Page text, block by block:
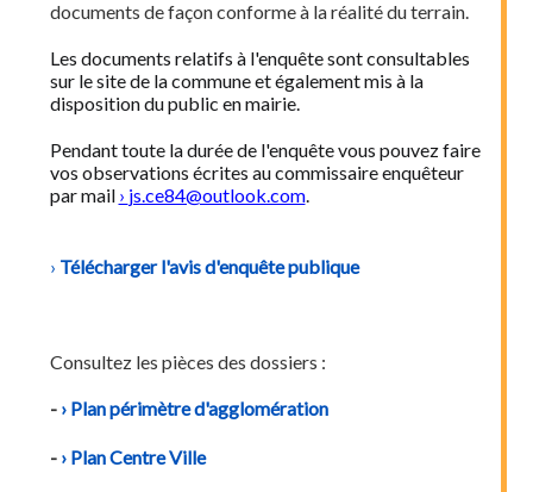
documents de façon conforme à la réalité du terrain.
Les documents relatifs à l'enquête sont consultables
sur le site de la commune et également mis à la
disposition du public en mairie.
Pendant toute la durée de l'enquête vous pouvez faire
vos observations écrites au commissaire enquêteur
par mail
js.ce84@outlook.com.
Télécharger l'avis d'enquête publique
Consultez les pièces des dossiers :
- Plan périmètre d'agglomération
- Plan Centre Ville